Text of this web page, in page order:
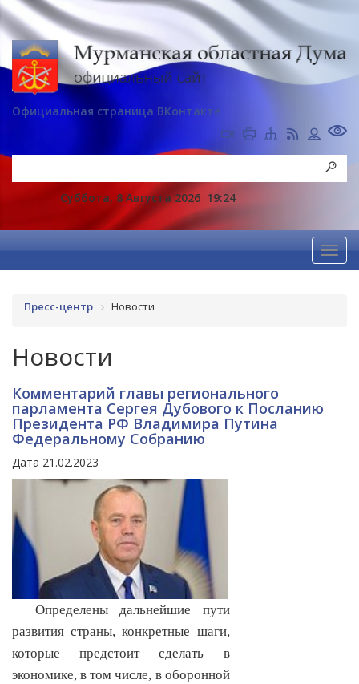
Официальная страница ВКонтакте
Суббота, 8 Августа 2026 19:24
Пресс-центр Новости
Новости
Комментарий главы регионального
парламента Сергея Дубового к Посланию
Президента РФ Владимира Путина
Федеральному Собранию
Дата 21.02.2023
Определены дальнейшие пути
развития страны, конкретные шаги,
которые предстоит сделать в
экономике, в том числе, в оборонной